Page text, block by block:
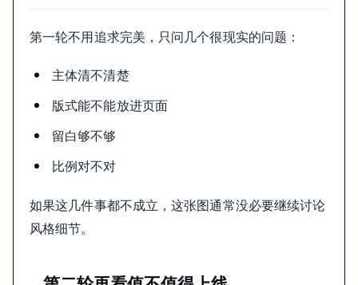
这张图能不能直接进入页面或广告位
它和同一批素材放在一起会不会跳出来
“挺好看” 只是开始，不是结论。
一个够用的复盘方法
每次保留 1 到 2 张过图，同时记下为什么过、为什么不过。
什么题材最容易翻车
哪些错误在生成阶段能解决，哪些只能后期补
这类经验比多存几条万能 prompt 更有价值。
第一轮不用追求完美，只问几个很现实的问题：
主体清不清楚
版式能不能放进页面
留白够不够
比例对不对
如果这几件事都不成立，这张图通常没必要继续讨论
风格细节。